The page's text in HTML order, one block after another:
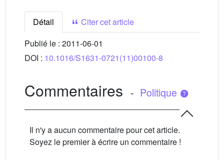
Détail
Citer cet article
Publié le : 2011-06-01
DOI : 10.1016/S1631-0721(11)00100-8
Commentaires - Politique
Il n'y a aucun commentaire pour cet article.
Soyez le premier à écrire un commentaire !